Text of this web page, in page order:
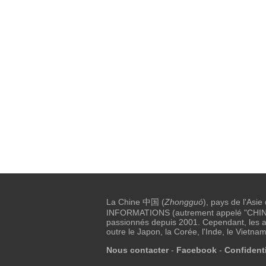
La Chine 中国 (Zhongguó), pays de l'Asie
INFORMATIONS (autrement appelé
passionnés depuis 2001. Cependant, les
outre le Japon, la Corée, l'Inde, le
Nous contacter- Facebook-